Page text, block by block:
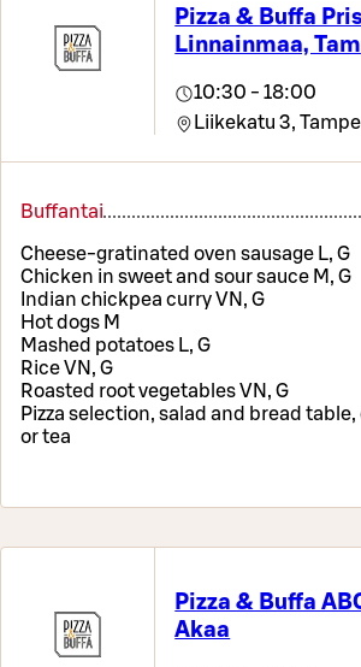
Pizza & Buffa
Linnainmaa,
10:30 - 18:00
Liikekatu 3,
Buffantai
Cheese-gratinated oven sausage L, G
Chicken in sweet and sour sauce M, G
Indian chickpea curry VN, G
Hot dogs M
Mashed potatoes L, G
Rice VN, G
Roasted root vegetables VN, G
Pizza selection, salad and bread
or tea
Pizza & Buffa
Akaa